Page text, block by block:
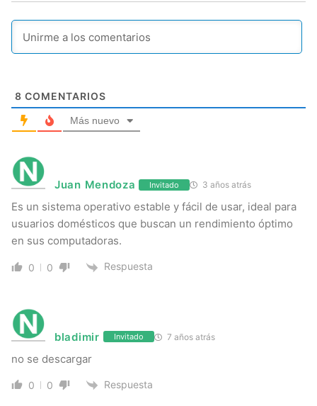
8 COMENTARIOS
Más nuevo
Juan Mendoza Invitado 3 años atrás
Es un sistema operativo estable y fácil de usar, ideal para
usuarios domésticos que buscan un rendimiento óptimo
en sus computadoras.
0 0 Respuesta
bladimir Invitado 7 años atrás
no se descargar
0 0 Respuesta